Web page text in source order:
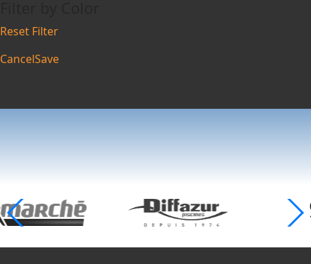
Reset Filter
CancelSave